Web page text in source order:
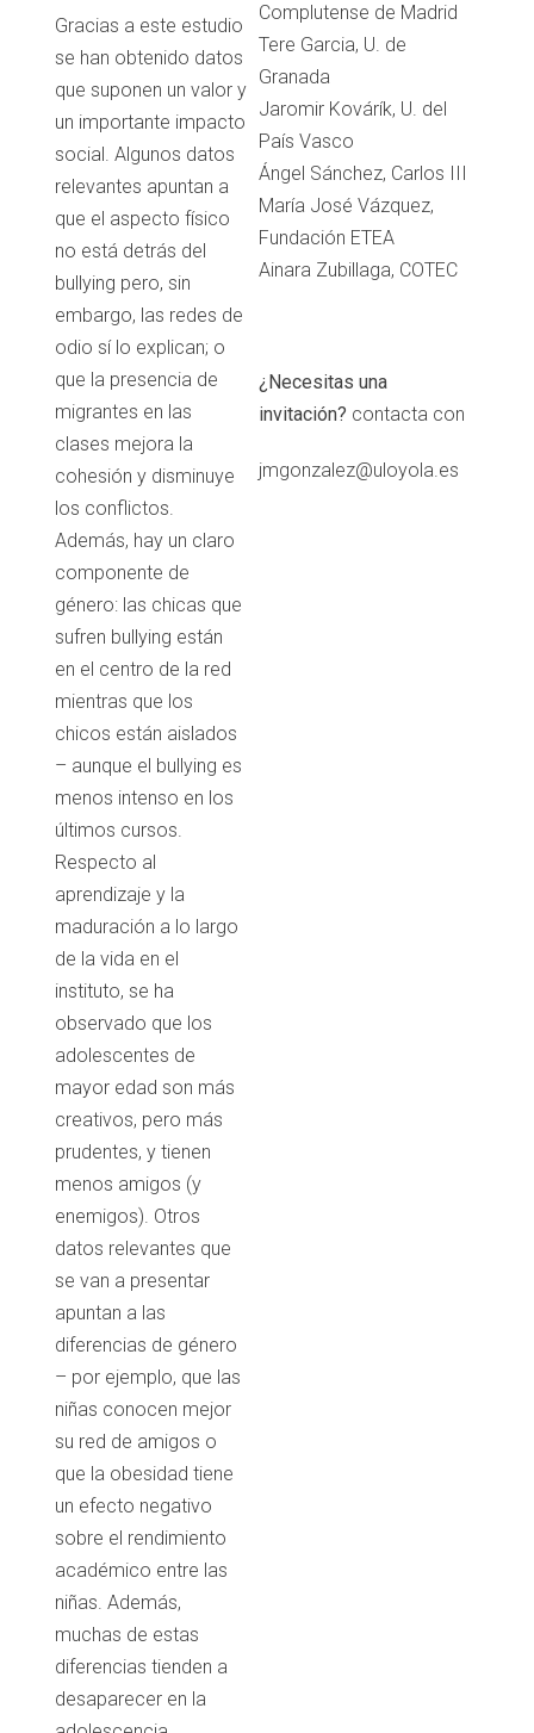
Gracias a este estudio
se han obtenido datos
que suponen un valor y
un importante impacto
social. Algunos datos
relevantes apuntan a
que el aspecto físico
no está detrás del
bullying pero, sin
embargo, las redes de
odio sí lo explican; o
que la presencia de
migrantes en las
clases mejora la
cohesión y disminuye
los conflictos.
Además, hay un claro
componente de
género: las chicas que
sufren bullying están
en el centro de la red
mientras que los
chicos están aislados
– aunque el bullying es
menos intenso en los
últimos cursos.
Respecto al
aprendizaje y la
maduración a lo largo
de la vida en el
instituto, se ha
observado que los
adolescentes de
mayor edad son más
creativos, pero más
prudentes, y tienen
menos amigos (y
enemigos). Otros
datos relevantes que
se van a presentar
apuntan a las
diferencias de género
– por ejemplo, que las
niñas conocen mejor
su red de amigos o
que la obesidad tiene
un efecto negativo
sobre el rendimiento
académico entre las
niñas. Además,
muchas de estas
diferencias tienden a
desaparecer en la
Complutense de Madrid
Tere Garcia, U. de
Granada
Jaromir Kovárík, U. del
País Vasco
Ángel Sánchez, Carlos III
María José Vázquez,
Fundación ETEA
Ainara Zubillaga, COTEC
¿Necesitas una
invitación? contacta con
jmgonzalez@uloyola.es